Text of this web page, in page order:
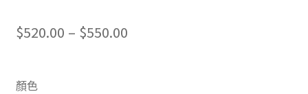
$520.00 – $550.00Price
顏色